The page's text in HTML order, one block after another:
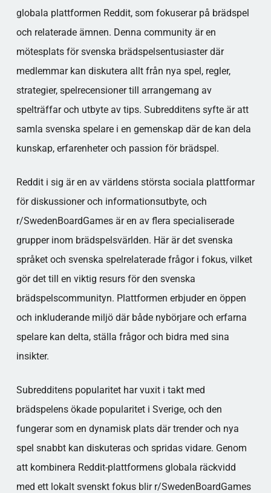
globala plattformen Reddit, som fokuserar på brädspel
och relaterade ämnen. Denna community är en
mötesplats för svenska brädspelsentusiaster där
medlemmar kan diskutera allt från nya spel, regler,
strategier, spelrecensioner till arrangemang av
spelträffar och utbyte av tips. Subredditens syfte är att
samla svenska spelare i en gemenskap där de kan dela
kunskap, erfarenheter och passion för brädspel.
Reddit i sig är en av världens största sociala plattformar
för diskussioner och informationsutbyte, och
r/SwedenBoardGames är en av flera specialiserade
grupper inom brädspelsvärlden. Här är det svenska
språket och svenska spelrelaterade frågor i fokus, vilket
gör det till en viktig resurs för den svenska
brädspelscommunityn. Plattformen erbjuder en öppen
och inkluderande miljö där både nybörjare och erfarna
spelare kan delta, ställa frågor och bidra med sina
insikter.
Subredditens popularitet har vuxit i takt med
brädspelens ökade popularitet i Sverige, och den
fungerar som en dynamisk plats där trender och nya
spel snabbt kan diskuteras och spridas vidare. Genom
att kombinera Reddit-plattformens globala räckvidd
med ett lokalt svenskt fokus blir r/SwedenBoardGames